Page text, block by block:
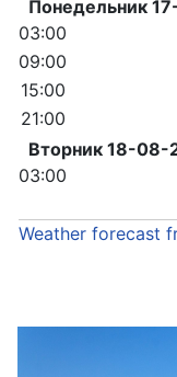
Понедельник
03:00
09:00
15:00
21:00
Вторник 18-08-
03:00
Weather forecast